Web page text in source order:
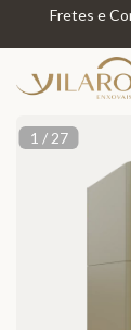
Fretes e
1 / 27